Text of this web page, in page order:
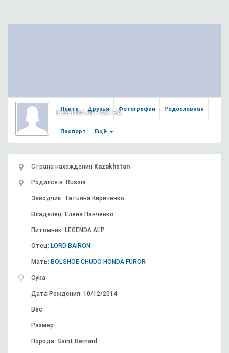
LEGENDA AL'P ASTRA
Лента Друзья Фотографии Родословная
Паспорт Ещё
Страна нахождения Kazakhstan
Родился в: Russia
Заводчик: Татьяна Кириченко
Владелец: Елена Панченко
Питомник: LEGENDA AL'P
Отец: LORD BAIRON
Мать: BOL'SHOE CHUDO HONDA FUROR
Сука
Дата Рождения: 10/12/2014
Вес:
Размер:
Порода: Saint Bernard